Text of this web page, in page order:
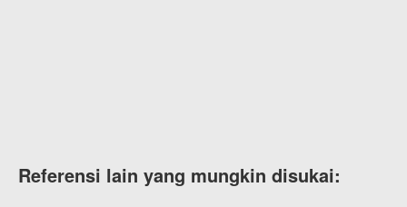
Referensi lain yang mungkin disukai: